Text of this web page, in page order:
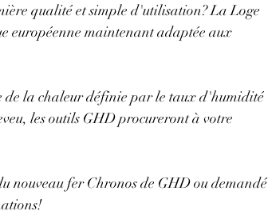
qualité et simple d'utilisation? La Loge
européenne maintenant adaptée aux
de la chaleur définie par le taux d'humidité
les outils GHD procureront à votre
nouveau fer Chronos de GHD ou demandé